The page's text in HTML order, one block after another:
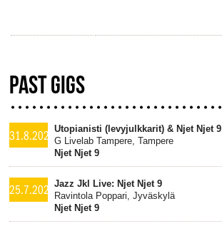
PAST GIGS
31.8.2024Utopianisti (levyjulkkarit) & Njet Njet 9
G Livelab Tampere, Tampere
Njet Njet 9
25.7.2024Jazz Jkl Live: Njet Njet 9
Ravintola Poppari, Jyväskylä
Njet Njet 9